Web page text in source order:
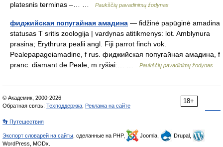
platesnis terminas –… …
Paukščių pavadinimų žodynas
фиджийская попугайная амадина — fidžinė papūginė amadina
statusas T sritis zoologija | vardynas atitikmenys: lot. Amblynura
prasina; Erythrura pealii angl. Fiji parrot finch vok.
Pealepapageiamadine, f rus. фиджийская попугайная амадина, f
pranc. diamant de Peale, m ryšiai:… …
Paukščių pavadinimų žodynas
18+
© Академик, 2000-2026
Обратная связь: Техподдержка Реклама на сайте
👣 Путешествия
Экспорт словарей на сайты , сделанные на PHP, Joomla,
Drupal,
WordPress, MODx.